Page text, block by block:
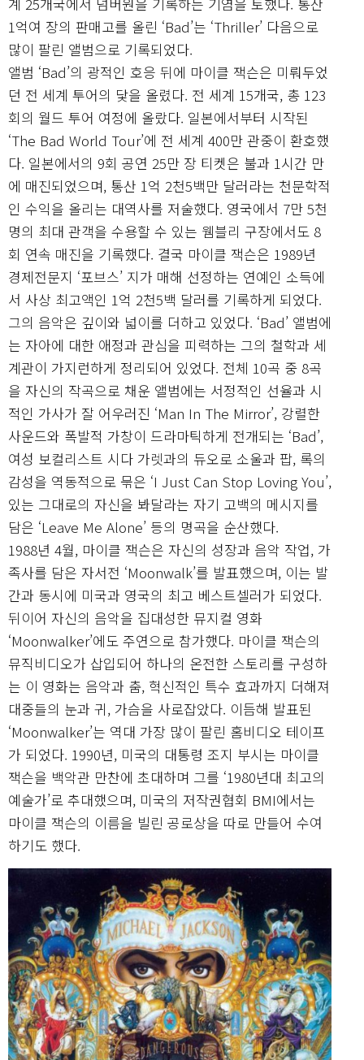
1억여 장의 판매고를 올린 ‘Bad’는 ‘Thriller’ 다음으로
많이 팔린 앨범으로 기록되었다.
앨범 ‘Bad’의 광적인 호응 뒤에 마이클 잭슨은 미뤄두었
던 전 세계 투어의 닻을 올렸다. 전 세계 15개국, 총 123
회의 월드 투어 여정에 올랐다. 일본에서부터 시작된
‘The Bad World Tour’에 전 세계 400만 관중이 환호했
다. 일본에서의 9회 공연 25만 장 티켓은 불과 1시간 만
에 매진되었으며, 통산 1억 2천5백만 달러라는 천문학적
인 수익을 올리는 대역사를 저술했다. 영국에서 7만 5천
명의 최대 관객을 수용할 수 있는 웸블리 구장에서도 8
회 연속 매진을 기록했다. 결국 마이클 잭슨은 1989년
경제전문지 ‘포브스’ 지가 매해 선정하는 연예인 소득에
서 사상 최고액인 1억 2천5백 달러를 기록하게 되었다.
그의 음악은 깊이와 넓이를 더하고 있었다. ‘Bad’ 앨범에
는 자아에 대한 애정과 관심을 피력하는 그의 철학과 세
계관이 가지런하게 정리되어 있었다. 전체 10곡 중 8곡
을 자신의 작곡으로 채운 앨범에는 서정적인 선율과 시
적인 가사가 잘 어우러진 ‘Man In The Mirror’, 강렬한
사운드와 폭발적 가창이 드라마틱하게 전개되는 ‘Bad’,
여성 보컬리스트 시다 가렛과의 듀오로 소울과 팝, 록의
감성을 역동적으로 묶은 ‘I Just Can Stop Loving You’,
있는 그대로의 자신을 봐달라는 자기 고백의 메시지를
담은 ‘Leave Me Alone’ 등의 명곡을 순산했다.
1988년 4월, 마이클 잭슨은 자신의 성장과 음악 작업, 가
족사를 담은 자서전 ‘Moonwalk’를 발표했으며, 이는 발
간과 동시에 미국과 영국의 최고 베스트셀러가 되었다.
뒤이어 자신의 음악을 집대성한 뮤지컬 영화
‘Moonwalker’에도 주연으로 참가했다. 마이클 잭슨의
뮤직비디오가 삽입되어 하나의 온전한 스토리를 구성하
는 이 영화는 음악과 춤, 혁신적인 특수 효과까지 더해져
대중들의 눈과 귀, 가슴을 사로잡았다. 이듬해 발표된
‘Moonwalker’는 역대 가장 많이 팔린 홈비디오 테이프
가 되었다. 1990년, 미국의 대통령 조지 부시는 마이클
잭슨을 백악관 만찬에 초대하며 그를 ‘1980년대 최고의
예술가’로 추대했으며, 미국의 저작권협회 BMI에서는
마이클 잭슨의 이름을 빌린 공로상을 따로 만들어 수여
하기도 했다.